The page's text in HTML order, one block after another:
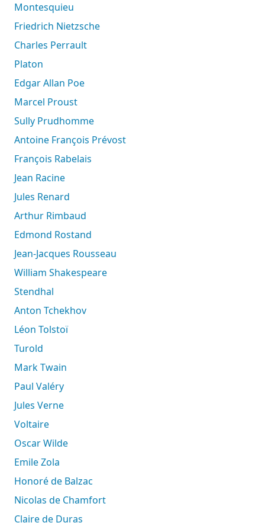
Montesquieu
Friedrich Nietzsche
Charles Perrault
Platon
Edgar Allan Poe
Marcel Proust
Sully Prudhomme
Antoine François Prévost
François Rabelais
Jean Racine
Jules Renard
Arthur Rimbaud
Edmond Rostand
Jean-Jacques Rousseau
William Shakespeare
Stendhal
Anton Tchekhov
Léon Tolstoï
Turold
Mark Twain
Paul Valéry
Jules Verne
Voltaire
Oscar Wilde
Emile Zola
Honoré de Balzac
Nicolas de Chamfort
Claire de Duras